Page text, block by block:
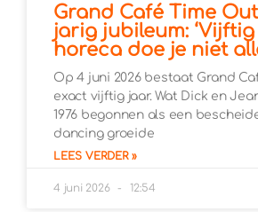
Grand Café Time
jarig jubileum:
horeca doe je niet
Op 4 juni 2026 bestaat Grand
exact vijftig jaar. Wat Dick en
1976 begonnen als een
dancing groeide
LEES VERDER »
4 juni 2026 12:54